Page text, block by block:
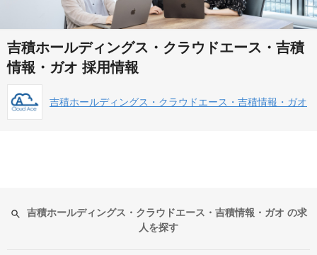
吉積ホールディングス・クラウドエース・吉積
情報・ガオ 採用情報
吉積ホールディングス・クラウドエース・吉積情報・ガオ
吉積ホールディングス・クラウドエース・吉積情報・ガオ の求
人を探す